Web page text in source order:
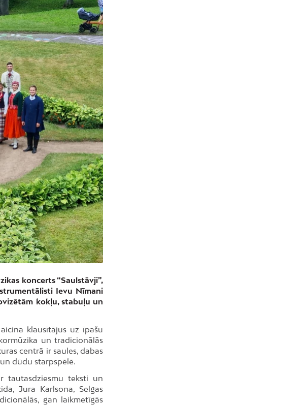
koncerts “Saulstāvji”,
Ievu Nīmani
kokļu, stabuļu un
klausītājus uz īpašu
un tradicionālās
centrā ir saules, dabas
dūdu starpspēlē.
tautasdziesmu teksti un
Jura Karlsona, Selgas
gan laikmetīgās